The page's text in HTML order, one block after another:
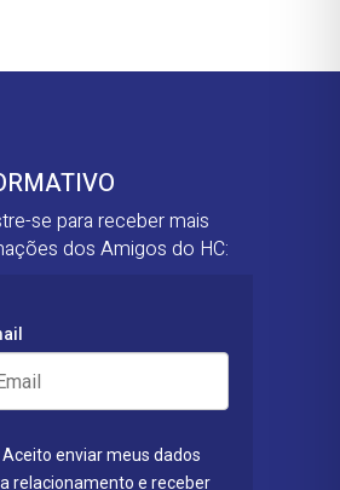
se para receber mais
dos Amigos do HC:
Aceito enviar meus dados
relacionamento e receber